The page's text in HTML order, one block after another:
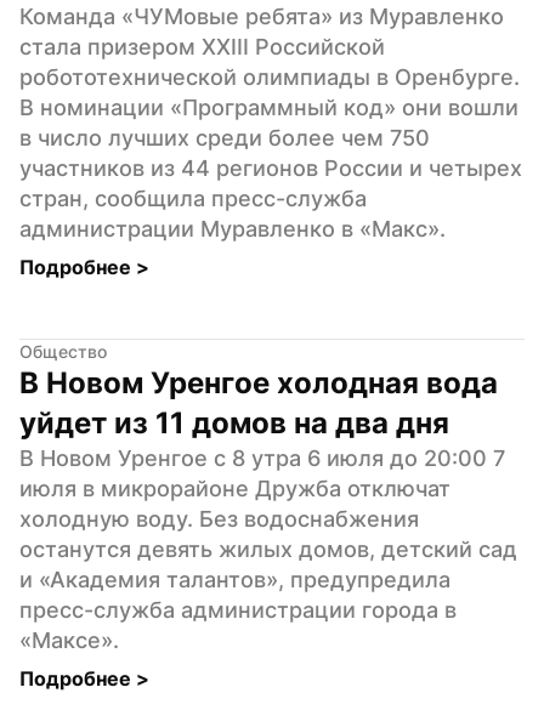
Команда «ЧУМовые ребята» из Муравленко
стала призером XXIII Российской
робототехнической олимпиады в Оренбурге.
В номинации «Программный код» они вошли
в число лучших среди более чем 750
участников из 44 регионов России и четырех
стран, сообщила пресс-служба
администрации Муравленко в «Макс».
Подробнее >
Общество
В Новом Уренгое холодная вода
уйдет из 11 домов на два дня
В Новом Уренгое с 8 утра 6 июля до 20:00 7
июля в микрорайоне Дружба отключат
холодную воду. Без водоснабжения
останутся девять жилых домов, детский сад
и «Академия талантов», предупредила
пресс-служба администрации города в
«Максе».
Подробнее >